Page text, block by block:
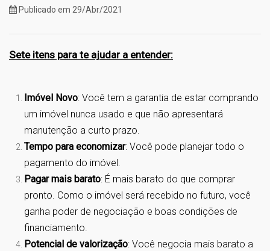
Publicado em 29/Abr/2021
Sete itens para te ajudar a entender:
Imóvel Novo: Você tem a garantia de estar comprando
um imóvel nunca usado e que não apresentará
manutenção a curto prazo.
Tempo para economizar: Você pode planejar todo o
pagamento do imóvel.
Pagar mais barato: É mais barato do que comprar
pronto. Como o imóvel será recebido no futuro, você
ganha poder de negociação e boas condições de
financiamento.
Potencial de valorização: Você negocia mais barato a